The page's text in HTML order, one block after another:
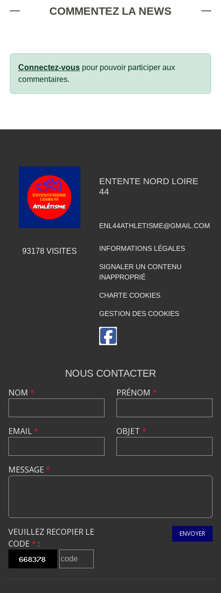
COMMENTEZ LA NEWS
Connectez-vous pour pouvoir participer aux
commentaires.
93178VISITES
ENTENTE NORD LOIRE
44
ENL44ATHLETISME@GMAIL.COM
INFORMATIONS LÉGALES
SIGNALER UN CONTENU
INAPPROPRIÉ
CHARTE COOKIES
GESTION DES COOKIES
NOUS CONTACTER
NOM *
EMAIL*
PRÉNOM *
OBJET *
MESSAGE *
VEUILLEZ RECOPIER LE
CODE * :
ENVOYER